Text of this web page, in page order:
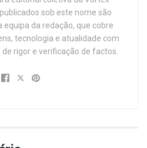
sob este nome são
equipa da redação, que cobre
tecnologia e atualidade com
rigor e verificação de factos.